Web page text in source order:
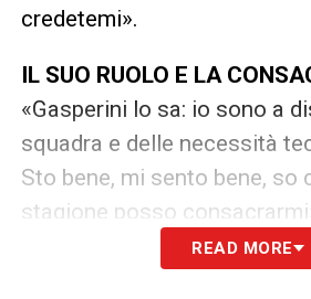
credetemi».
IL SUO RUOLO E LA
«Gasperini lo sa: io sono a
squadra e delle necessità
Sto bene, mi sento bene, so
stagione posso
L’OBIETTIVO CHAMPIONS
READ MORE